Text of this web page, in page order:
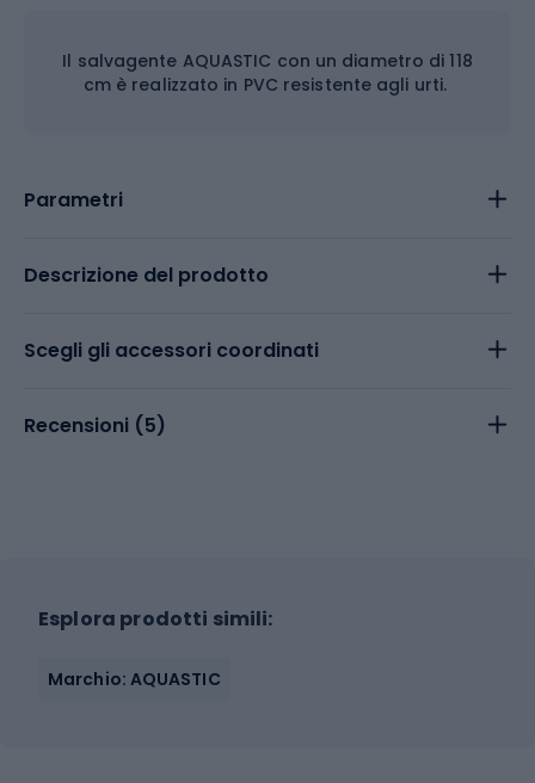
Il salvagente AQUASTIC con un diametro di 118
cm è realizzato in PVC resistente agli urti.
Parametri
Descrizione del prodotto
Scegli gli accessori coordinati
Recensioni (5)
Esplora prodotti simili:
Marchio: AQUASTIC